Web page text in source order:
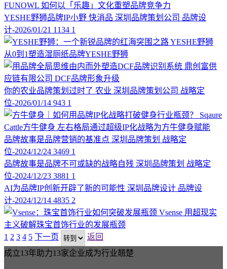
FUNOWL 如何以「乐趣」文化重塑品牌竞争力
YESHE野狮品牌IP小野 快消品 深圳品牌策划公司 品牌设
计-2026/01/21 1134 1
YESHE野狮
从0到1塑造湿厕纸品牌YESHE野狮
鼎创富供
应链有限公司 DCF品牌形象升级
你的农业品牌策划过时了 农业 深圳品牌策划公司 战略定
位-2026/01/14 943 1
Sqaure
Cattle方牛健身 左右格局通过超级IP化战略为方牛健身赋能
品牌故事是品牌营销的基准点 深圳品牌策划 战略定
位-2024/12/24 3469 1
品牌故事是品牌不可或缺的战略自残 深圳品牌策划 战略定
位-2024/12/23 3881 1
AI为品牌IP创新开辟了新的可能性 深圳品牌设计 品牌设
计-2024/12/14 4835 2
Vsense 用超现实
主义破解珠宝首饰行业的发展瓶颈
1 2 3 4 5 下一页
返回
成立13年助力13家企业成为行业翘楚